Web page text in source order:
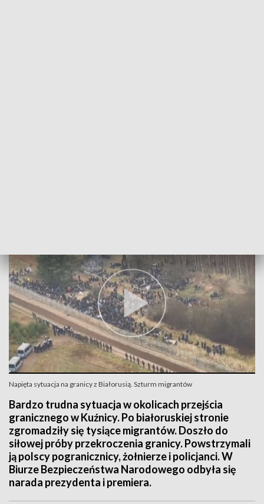
Napięta sytuacja na granicy z Białorusią. Szturm migrantów
Bardzo trudna sytuacja w okolicach przejścia
granicznego w Kuźnicy. Po białoruskiej stronie
zgromadziły się tysiące migrantów. Doszło do
siłowej próby przekroczenia granicy. Powstrzymali
ją polscy pogranicznicy, żołnierze i policjanci. W
Biurze Bezpieczeństwa Narodowego odbyła się
narada prezydenta i premiera.